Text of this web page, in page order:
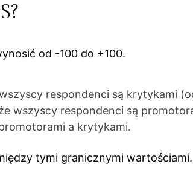
od -100 do +100.
respondenci są krytykami
wszyscy respondenci są
a krytykami.
tymi granicznymi wartościami.